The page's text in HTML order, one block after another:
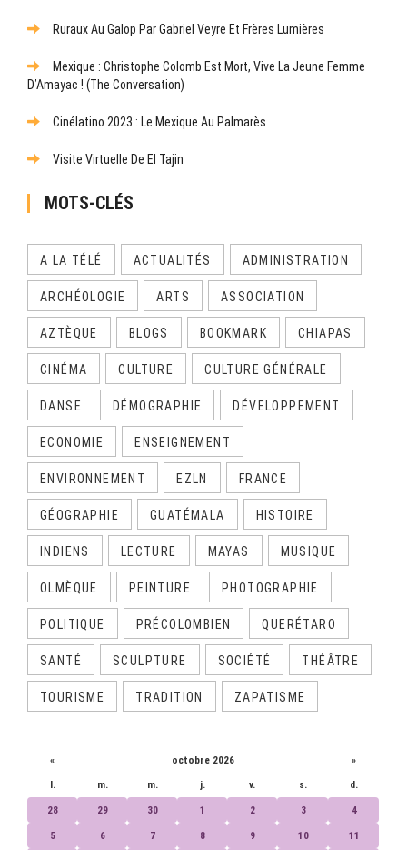
Ruraux Au Galop Par Gabriel Veyre Et Frères Lumières
Mexique : Christophe Colomb Est Mort, Vive La Jeune Femme
D’Amayac ! (The Conversation)
Cinélatino 2023 : Le Mexique Au Palmarès
Visite Virtuelle De El Tajin
MOTS-CLÉS
A LA TÉLÉ ACTUALITÉS ADMINISTRATION
ARCHÉOLOGIE ARTS ASSOCIATION
AZTÈQUE BLOGS BOOKMARK CHIAPAS
CINÉMA CULTURE CULTURE GÉNÉRALE
DANSE DÉMOGRAPHIE DÉVELOPPEMENT
ECONOMIE ENSEIGNEMENT
ENVIRONNEMENT EZLN FRANCE
GÉOGRAPHIE GUATÉMALA HISTOIRE
INDIENS LECTURE MAYAS MUSIQUE
OLMÈQUE PEINTURE PHOTOGRAPHIE
POLITIQUE PRÉCOLOMBIEN QUERÉTARO
SANTÉ SCULPTURE SOCIÉTÉ THÉÂTRE
TOURISME TRADITION ZAPATISME
« octobre 2026 »
l. m. m. j. v. s. d.
28 29 30 1 2 3 4
5 6 7 8 9 10 11